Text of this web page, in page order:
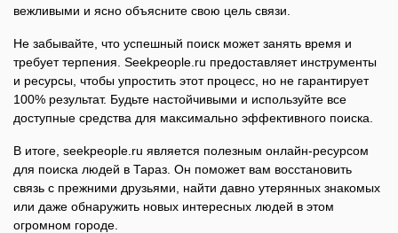
вежливыми и ясно объясните свою цель связи.
Не забывайте, что успешный поиск может занять время и
требует терпения. Seekpeople.ru предоставляет инструменты
и ресурсы, чтобы упростить этот процесс, но не гарантирует
100% результат. Будьте настойчивыми и используйте все
доступные средства для максимально эффективного поиска.
В итоге, seekpeople.ru является полезным онлайн-ресурсом
для поиска людей в Тараз. Он поможет вам восстановить
связь с прежними друзьями, найти давно утерянных знакомых
или даже обнаружить новых интересных людей в этом
огромном городе.